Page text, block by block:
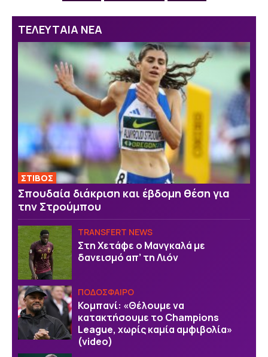
ΤΕΛΕΥΤΑΙΑ ΝΕΑ
ΣΤΙΒΟΣ
Σπουδαία διάκριση και έβδομη θέση για
την Στρούμπου
TRANSFERT NEWS
Στη Χετάφε ο Μανγκαλά με
δανεισμό απ’ τη Λιόν
ΠΟΔΟΣΦΑΙΡΟ
Κομπανί: «Θέλουμε να
κατακτήσουμε το Champions
League, χωρίς καμία αμφιβολία»
(video)